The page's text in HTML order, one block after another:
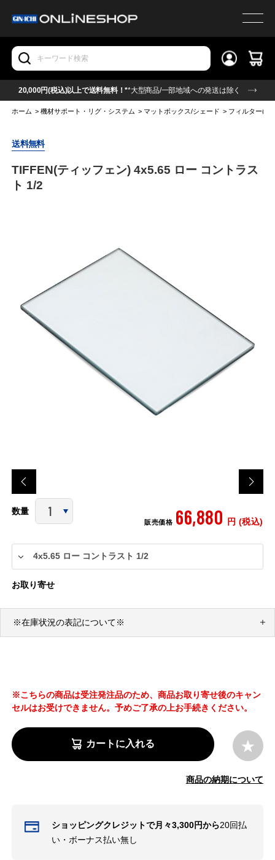
20,000円(税込)以上で送料無料！**大型商品/一部地域への発送は除く
ホーム >機材サポート・リグ・システム >マットボックス/シェード > フィルター(角
送料無料
TIFFEN(ティッフェン) 4x5.65 ロー コントラス
ト 1/2
数量
販売価格 66,880 円 (税込)
お取り寄せ
※在庫状況の表記について※
※こちらの商品は受注発注品のため、商品お取り寄せ後のキャン
セルはお受けできません。予めご了承の上お手続きください。
カートに入れる
商品の納期について
ショッピングクレジットで月々3,300円から20回払
い・ボーナス払い無し